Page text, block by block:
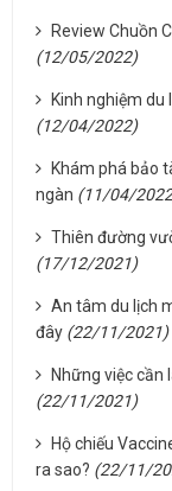
Review Chuồn
(12/05/2022)
Kinh nghiệm
(12/04/2022)
Khám phá bảo
ngàn (11/04/
Thiên đường
(17/12/2021)
An tâm du lịch
đây (22/11/2021)
Những việc cần
(22/11/2021)
Hộ chiếu
ra sao? (22/11/